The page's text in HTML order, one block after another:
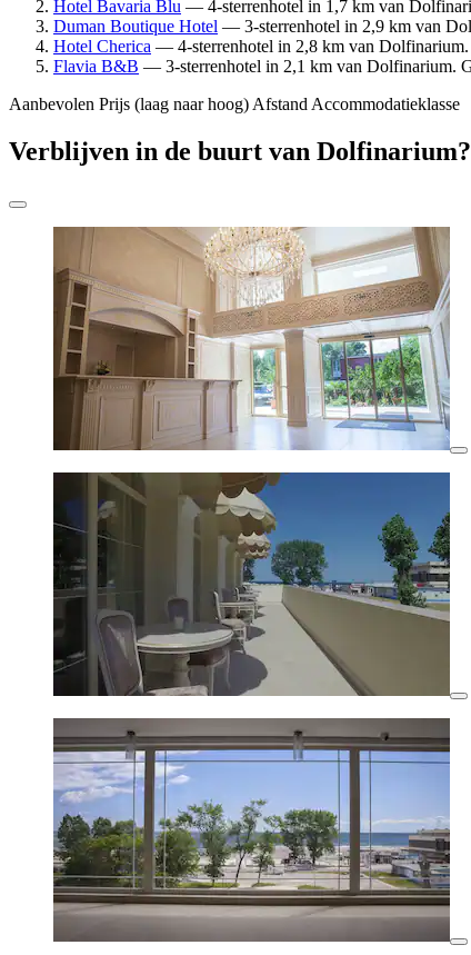
Hotel Bavaria Blu — 4-sterrenhotel in 1,7 km van
Duman Boutique Hotel — 3-sterrenhotel in 2,9 km van
Hotel Cherica — 4-sterrenhotel in 2,8 km van
Flavia B&B — 3-sterrenhotel in 2,1 km van Dolfinarium.
Aanbevolen Prijs (laag naar hoog) Afstand Accommodatieklasse
Verblijven in de buurt van Dolfinarium?